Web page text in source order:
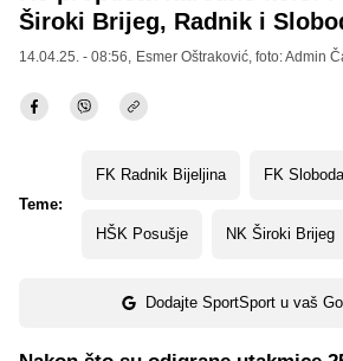
Široki Brijeg, Radnik i
14.04.25. - 08:56, Esmer Oštraković , foto: Admin
Teme:
FK Radnik Bijeljina FK Sloboda
HŠK Posušje NK Široki Brijeg
Dodajte SportSport u vaš